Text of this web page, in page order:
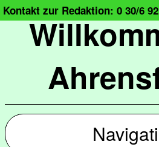
Kontakt zur Redaktion: 0 30/6